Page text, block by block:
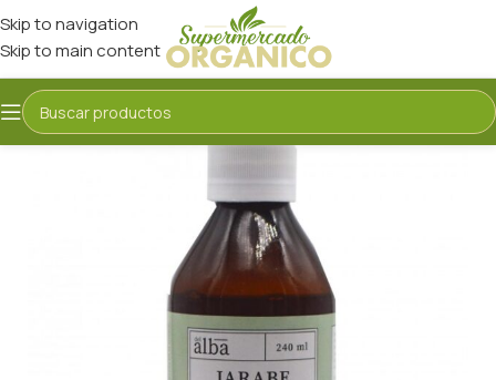
Skip to navigation
Skip to main content